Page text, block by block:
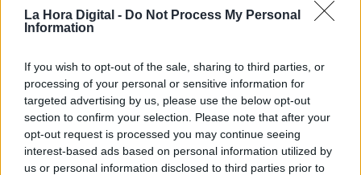
La Hora Digital - Do Not Process My Personal
Information
If you wish to opt-out of the sale, sharing to third parties, or
processing of your personal or sensitive information for
targeted advertising by us, please use the below opt-out
section to confirm your selection. Please note that after your
opt-out request is processed you may continue seeing
interest-based ads based on personal information utilized by
us or personal information disclosed to third parties prior to
La T4 será la única terminal disponible
en el Aeropuerto de Adolfo Suárez
Madrid-Barajas
Miriam Rosco
Más artículos de este autor
miércoles, 25 de marzo de 2020